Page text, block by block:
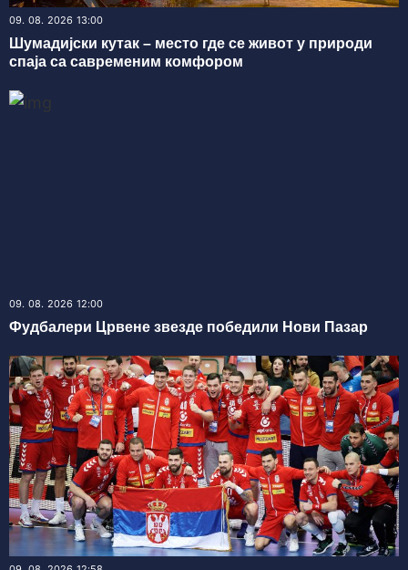
09. 08. 2026 13:00
Шумадијски кутак – место где се живот у природи
спаја са савременим комфором
09. 08. 2026 12:00
Фудбалери Црвене звезде победили Нови Пазар